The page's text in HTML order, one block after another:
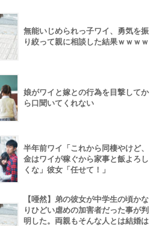
無能いじめられっ子ワイ、勇気を振
り絞って親に相談した結果ｗｗｗｗ
娘がワイと嫁との行為を目撃してか
ら口聞いてくれない
半年前ワイ「これから同棲やけど、
金はワイが稼ぐから家事と飯よろし
くな」彼女「任せて！」
【唖然】弟の彼女が中学生の頃かな
りひどい虐めの加害者だった事が判
明した。両親もそんな人とは結婚は